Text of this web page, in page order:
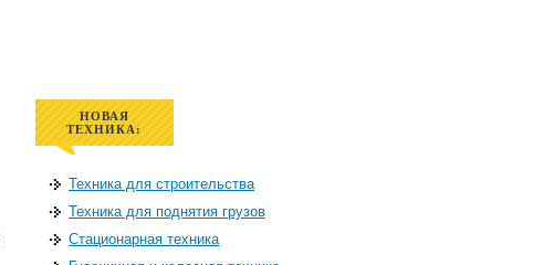
НОВАЯ
ТЕХНИКА:
Техника для строительства
Техника для поднятия грузов
Стационарная техника